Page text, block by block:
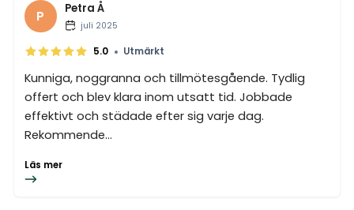
P Petra Å
juli 2025
5.0 • Utmärkt
Kunniga, noggranna och tillmötesgående. Tydlig
offert och blev klara inom utsatt tid. Jobbade
effektivt och städade efter sig varje dag.
Rekommende...
Läs mer